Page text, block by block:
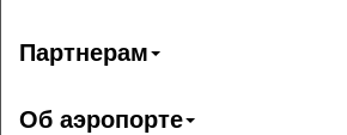
Партнерам
Об аэропорте